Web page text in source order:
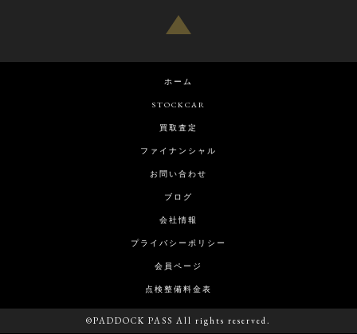
ホーム
STOCKCAR
買取査定
ファイナンシャル
お問い合わせ
ブログ
会社情報
プライバシーポリシー
会員ページ
点検整備料金表
©PADDOCK PASS All rights reserved.